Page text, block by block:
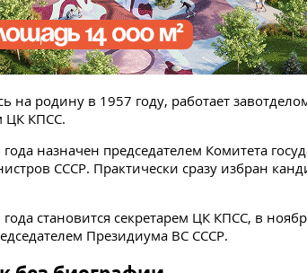
на родину в 1957 году, работает
ЦК КПСС.
назначен председателем Комитета
СССР. Практически сразу избран
становится секретарем ЦК КПСС, в
Президиума ВС СССР.